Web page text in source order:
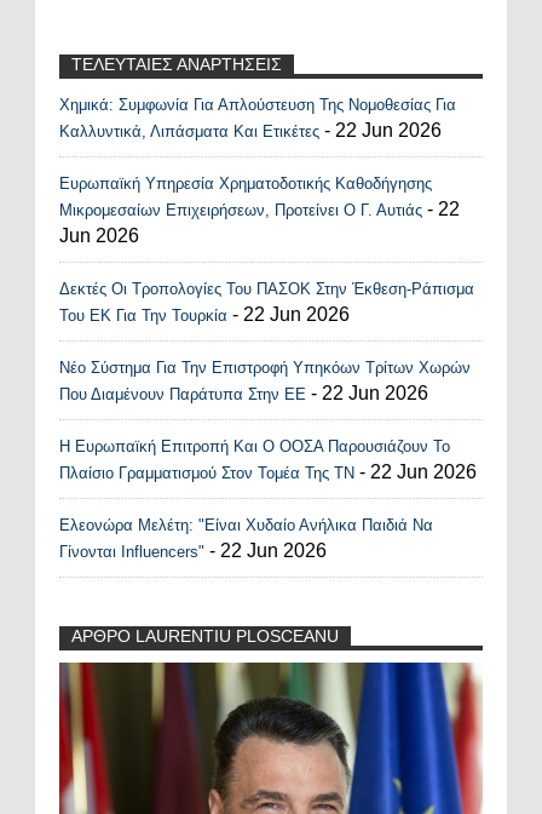
ΤΕΛΕΥΤΑΙΕΣ ΑΝΑΡΤΗΣΕΙΣ
Recent Posts Widget
Χημικά: Συμφωνία Για Απλούστευση Της Νομοθεσίας Για
Καλλυντικά, Λιπάσματα Και Ετικέτες - 22 Jun 2026
Ευρωπαϊκή Υπηρεσία Χρηματοδοτικής Καθοδήγησης
Μικρομεσαίων Επιχειρήσεων, Προτείνει Ο Γ. Αυτιάς - 22
Jun 2026
Δεκτές Οι Τροπολογίες Του ΠΑΣΟΚ Στην Έκθεση-Ράπισμα
Του ΕΚ Για Την Τουρκία - 22 Jun 2026
Νέο Σύστημα Για Την Επιστροφή Υπηκόων Τρίτων Χωρών
Που Διαμένουν Παράτυπα Στην ΕΕ - 22 Jun 2026
Η Ευρωπαϊκή Επιτροπή Και Ο ΟΟΣΑ Παρουσιάζουν Το
Πλαίσιο Γραμματισμού Στον Τομέα Της ΤΝ - 22 Jun 2026
Ελεονώρα Μελέτη: "Είναι Χυδαίο Ανήλικα Παιδιά Να
Γίνονται Influencers" - 22 Jun 2026
ΑΡΘΡΟ LAURENTIU PLOSCEANU